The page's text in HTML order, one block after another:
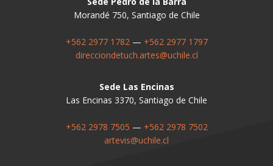
Morandé 750, Santiago de Chile
+562 2977 1782— +562 2977 1797
direcciondetuch.artes@uchile.cl
Sede Las Encinas
Las Encinas 3370, Santiago de Chile
+562 2978 7505 — +562 2978 7502
artevis@uchile.cl